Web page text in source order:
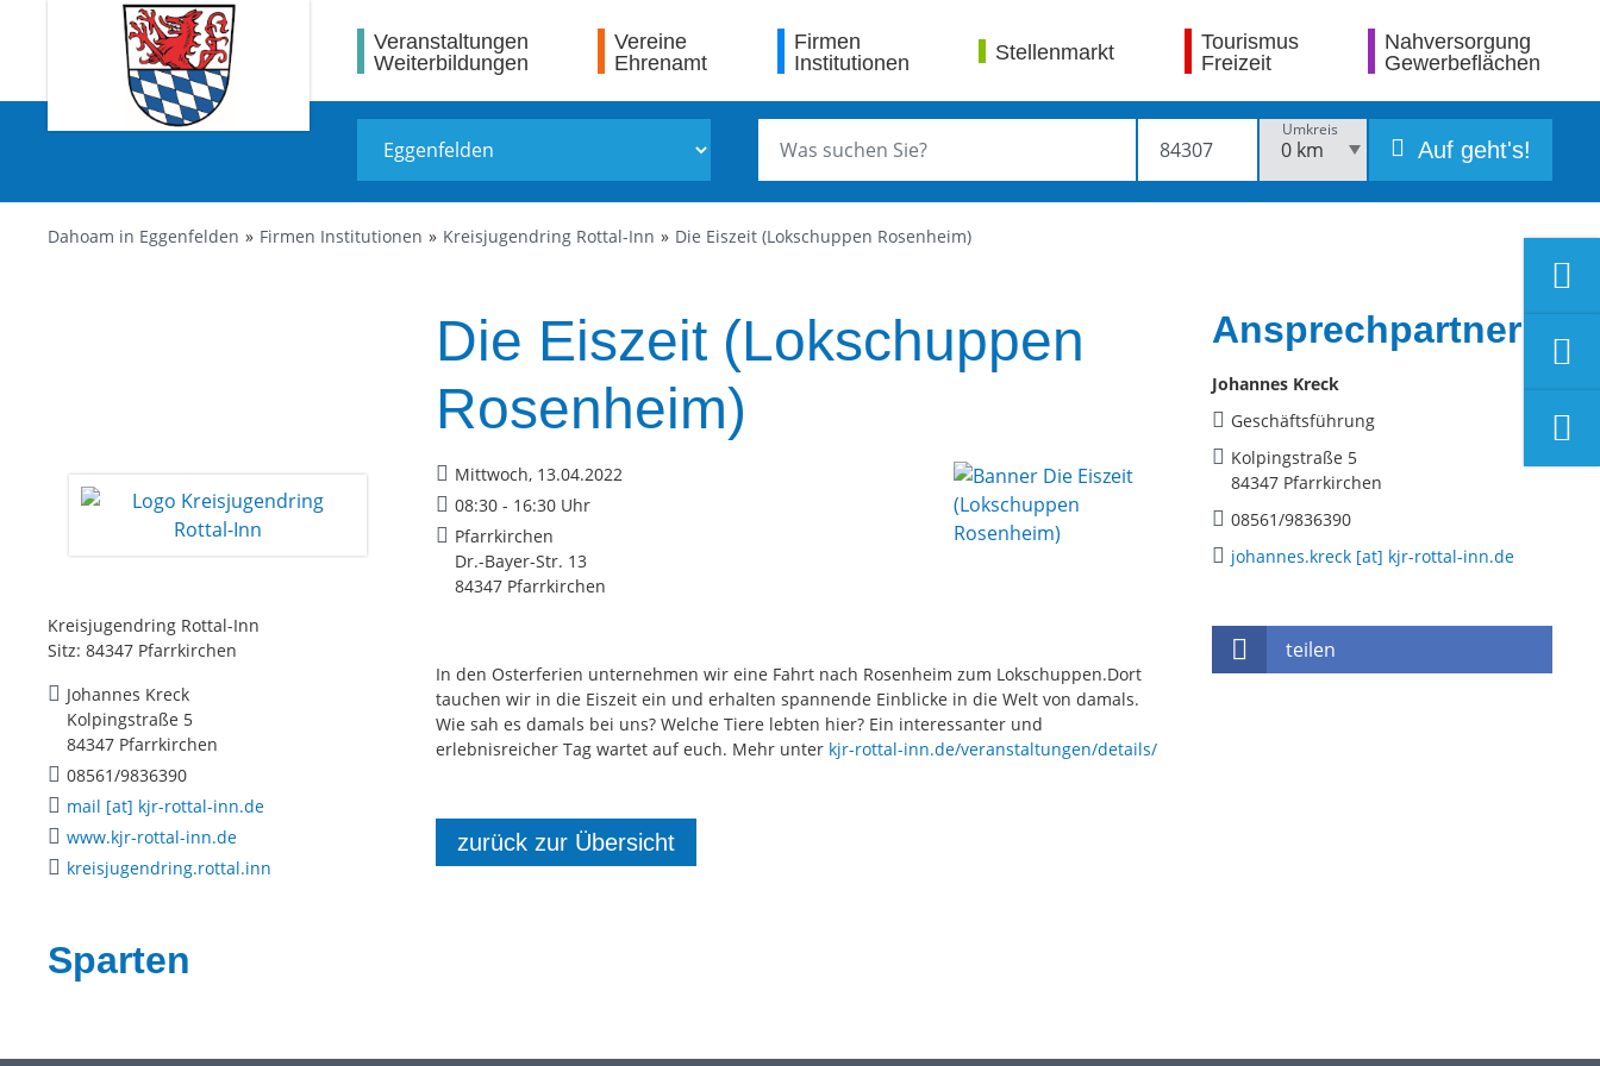
Veranstaltungen
Weiterbildungen
Vereine
Ehrenamt
Firmen
Institutionen
Stellenmarkt
Tourismus
Freizeit
Nahversorgung
Gewerbeflächen
Umkreis
Auf geht's!
Dahoam in Eggenfelden Firmen Institutionen Kreisjugendring Rottal-Inn Die Eiszeit (Lokschuppen Rosenheim)
Kreisjugendring Rottal-Inn
Sitz: 84347 Pfarrkirchen
Johannes Kreck
Kolpingstraße 5
84347 Pfarrkirchen
08561/9836390
mail [at] kjr-rottal-inn.de
www.kjr-rottal-inn.de
kreisjugendring.rottal.inn
Sparten
Die Eiszeit (Lokschuppen
Rosenheim)
Mittwoch, 13.04.2022
08:30 - 16:30 Uhr
Pfarrkirchen
Dr.-Bayer-Str. 13
84347 Pfarrkirchen
In den Osterferien unternehmen wir eine Fahrt nach Rosenheim zum Lokschuppen.Dort
tauchen wir in die Eiszeit ein und erhalten spannende Einblicke in die Welt von damals.
Wie sah es damals bei uns? Welche Tiere lebten hier? Ein interessanter und
erlebnisreicher Tag wartet auf euch. Mehr unter kjr-rottal-inn.de/veranstaltungen/details/
zurück zur Übersicht
Ansprechpartner
Johannes Kreck
Geschäftsführung
Kolpingstraße 5
84347 Pfarrkirchen
08561/9836390
johannes.kreck [at] kjr-rottal-inn.de
teilen